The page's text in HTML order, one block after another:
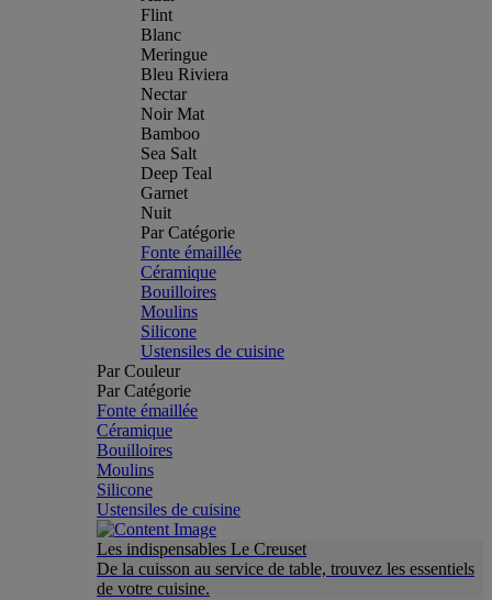
Flint
Blanc
Meringue
Bleu Riviera
Nectar
Noir Mat
Bamboo
Sea Salt
Deep Teal
Garnet
Nuit
Par Catégorie
Fonte émaillée
Céramique
Bouilloires
Moulins
Silicone
Ustensiles de cuisine
Par Couleur
Par Catégorie
Fonte émaillée
Céramique
Bouilloires
Moulins
Silicone
Ustensiles de cuisine
Les indispensables Le Creuset
De la cuisson au service de table, trouvez les essentiels
de votre cuisine.